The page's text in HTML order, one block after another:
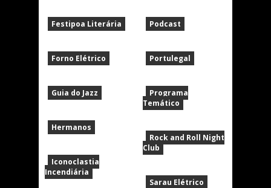
Festipoa Literária
Forno Elétrico
Guia do Jazz
Hermanos
Iconoclastia
Incendiária
Podcast
Portulegal
Programa
Temático
Rock and Roll Night
Club
Sarau Elétrico